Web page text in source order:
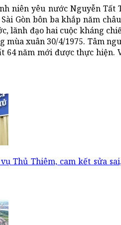
niên yêu nước Nguyễn Tất
Gòn bôn ba khắp năm
lãnh đạo hai cuộc kháng
xuân 30/4/1975. Tâm
64 năm mới được thực hiện.
Thủ Thiêm, cam kết sửa